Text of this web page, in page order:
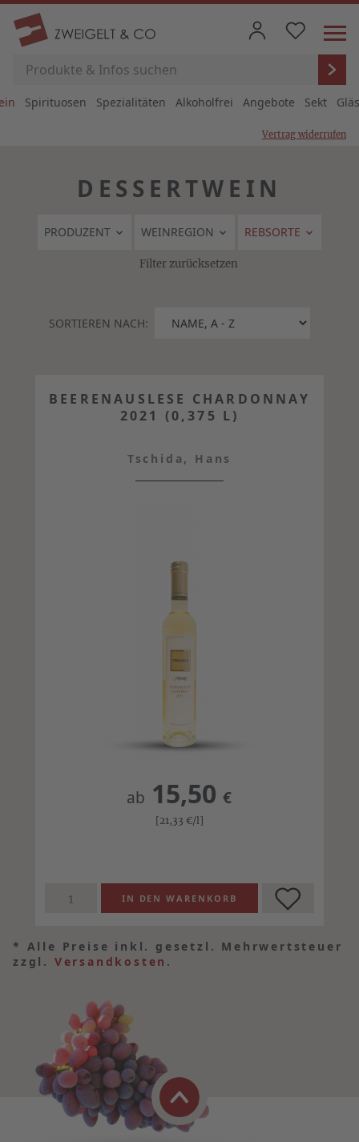
Spirituosen Spezialitäten Alkoholfrei Angebote Sekt
Vertrag widerrufen
DESSERTWEIN
PRODUZENT WEINREGION REBSORTE
Filter zurücksetzen
SORTIEREN NACH:
BEERENAUSLESE CHARDONNAY
2021 (0,375 L)
Tschida, Hans
ab 15,50€
[21,33 €/l]
* Alle Preise inkl. gesetzl. Mehrwertsteuer
zzgl. Versandkosten .